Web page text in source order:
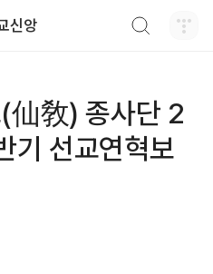
신앙
仙敎) 종사단 2
기 선교연혁보